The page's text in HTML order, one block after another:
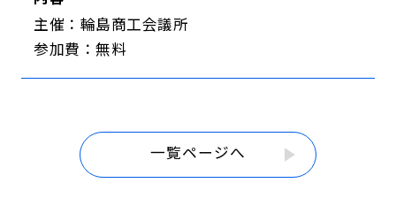
主催：輪島商工会議所
参加費：無料
一覧ページへ